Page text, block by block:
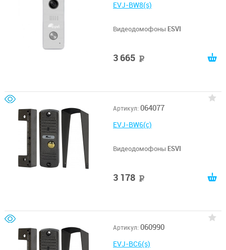
EVJ-BW8(s)
Видеодомофоны ESVI
3 665
Артикул: 064077
EVJ-BW6(c)
Видеодомофоны ESVI
3 178
Артикул: 060990
EVJ-BC6(s)